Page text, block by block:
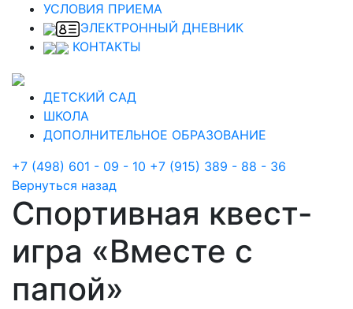
УСЛОВИЯ ПРИЕМА
ЭЛЕКТРОННЫЙ ДНЕВНИК
КОНТАКТЫ
ДЕТСКИЙ САД
ШКОЛА
ДОПОЛНИТЕЛЬНОЕ ОБРАЗОВАНИЕ
+7 (498) 601 - 09 - 10 +7 (915) 389 - 88 - 36
Вернуться назад
Cпортивная квест-
игра «Вместе с
папой»